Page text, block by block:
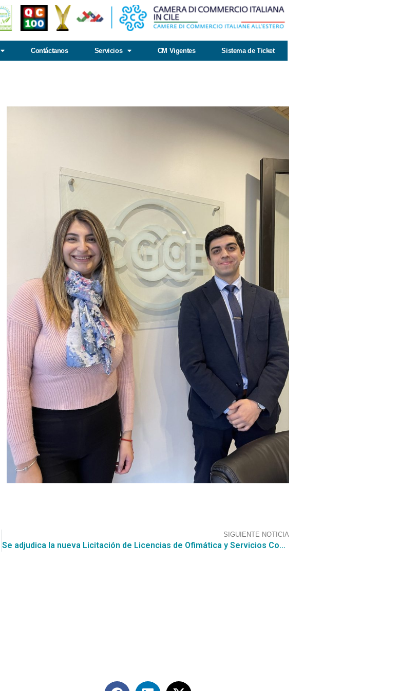
Contáctanos Servicios CM Vigentes Sistema de Ticket
SIGUIENTE NOTICIA
Se adjudica la nueva Licitación de Licencias de Ofimática y Servicios Complementarios 2239-4-LR22